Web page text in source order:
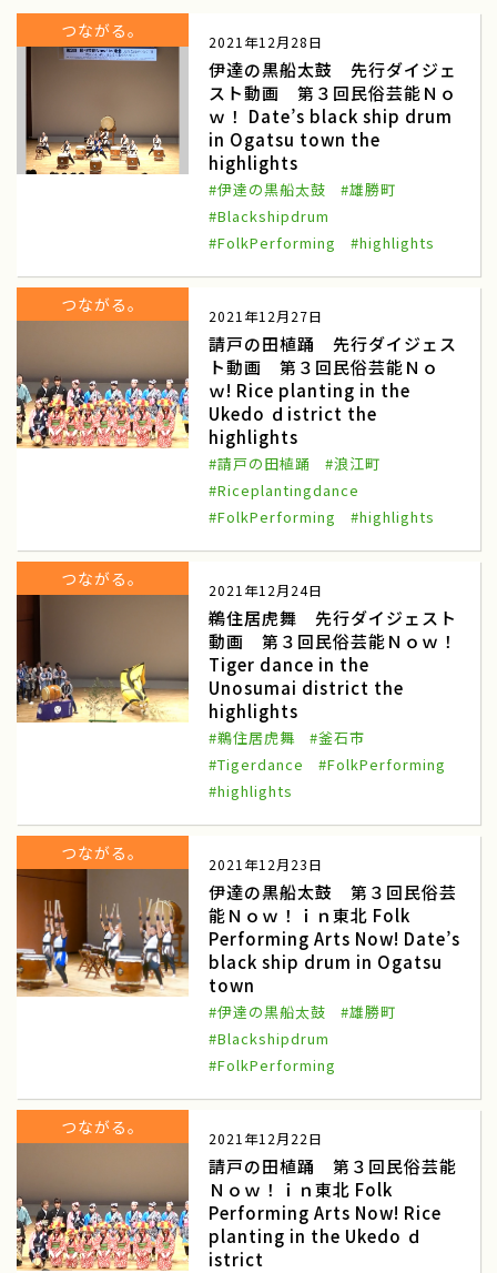
都市農業 マルシェ
東北
商談会 ねばりっこ
ねばりっこ収穫体験
雪中キャベツ
雪中キャベツ収穫 援農隊
雪中キャベツ植え付け 小谷村
山菜狩り
ふれあい誌 産直物語
奈良県天理市
三嶽農園
神奈川県秦野市 農業女子つ・な・ぐPJ
河口湖自然栽培にんにく農園 河口湖
田辺の梅システム
和歌山県みなべ田辺地域 わたしの楽園
神奈川県小田原市
ノウフク連携
べジポケット 産学連携企画
食育探訪 親子農育ツアー
アグリッジプロジェクト 刀根早生柿
援農 天理市
豆苗
自由研究
日本農業検定 食育体験
田んぼへ行こう 田植え体験
寺島なす
ふるさと体験交流 伝統野菜
つながる。
2021年12月28日
伊達の黒船太鼓 先行ダイジェ
スト動画 第３回民俗芸能Ｎｏ
ｗ！ Date’s black ship drum
in Ogatsu town the
highlights
#伊達の黒船太鼓
#雄勝町
#Blackshipdrum
#FolkPerforming
#highlights
つながる。
2021年12月27日
請戸の田植踊 先行ダイジェス
ト動画 第３回民俗芸能Ｎｏ
ｗ! Rice planting in the
Ukedo ｄistrict the
highlights
#請戸の田植踊
#浪江町
#Riceplantingdance
#FolkPerforming
#highlights
つながる。
2021年12月24日
鵜住居虎舞 先行ダイジェスト
動画 第３回民俗芸能Ｎｏｗ！
Tiger dance in the
Unosumai district the
highlights
#鵜住居虎舞
#釜石市
#Tigerdance
#FolkPerforming
#highlights
つながる。
2021年12月23日
伊達の黒船太鼓 第３回民俗芸
能Ｎｏｗ！ｉｎ東北 Folk
Performing Arts Now! Date’s
black ship drum in Ogatsu
town
#伊達の黒船太鼓
#雄勝町
#Blackshipdrum
#FolkPerforming
つながる。
2021年12月22日
請戸の田植踊 第３回民俗芸能
Ｎｏｗ！ｉｎ東北 Folk
Performing Arts Now! Rice
planting in the Ukedo ｄ
istrict